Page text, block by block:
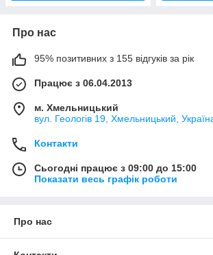
Про нас
95% позитивних з 155 відгуків за рік
Працює з 06.04.2013
м. Хмельницький
вул. Геологів 19, Хмельницький,
Контакти
Сьогодні працює з 09:00 до 15:00
Показати весь графік роботи
Про нас